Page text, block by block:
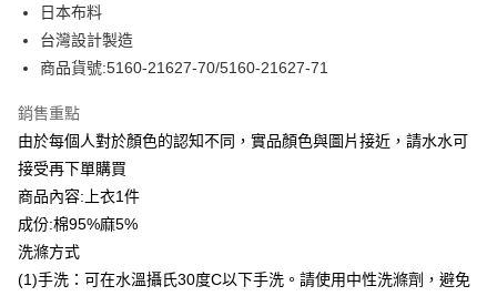
臺灣中小企業銀行
匯豐（台灣）商業銀行
聯邦商業銀行
元大商業銀行
永豐商業銀行
台新國際商業銀行
台灣樂天信用卡公司
悠遊付
ATM付款
貨到付款
運送方式
付款後全家取貨
每筆NT$80，滿NT$399(含以上)免運費
日本布料
台灣設計製造
商品貨號:5160-21627-70/5160-21627-71
銷售重點
由於每個人對於顏色的認知不同，實品顏色與圖片接近，請水水可
接受再下單購買
商品內容:上衣1件
成份:棉95%麻5%
洗滌方式
(1)手洗：可在水溫攝氏30度C以下手洗。請使用中性洗滌劑，避免